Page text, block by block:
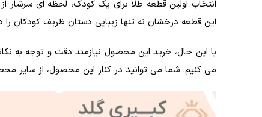
انتخاب اولین قطعه طلا برای یک کودک، لحظه ای سرشار
این قطعه درخشان نه تنها زیبایی دستان ظریف کودکان
با این حال، خرید این محصول نیازمند دقت و توجه به
می کنیم. شما می توانید در کنار این محصول، از سایر